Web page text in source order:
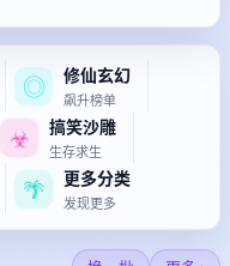
◎ 修仙玄幻
飙升榜单
☣ 搞笑沙雕
生存求生
🌴 更多分类
发现更多